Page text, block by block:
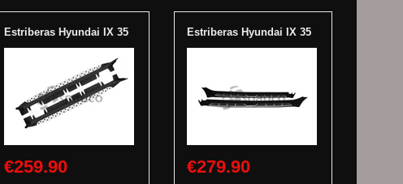
Estriberas Hyundai IX 35
€259.90
Estriberas Hyundai IX 35
€279.90